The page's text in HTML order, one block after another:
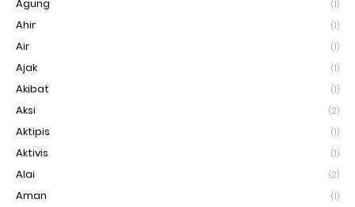
Agung (1)
Ahir (1)
Air (1)
Ajak (1)
Akibat (1)
Aksi (2)
Aktipis (1)
Aktivis (1)
Alai (2)
Aman (1)